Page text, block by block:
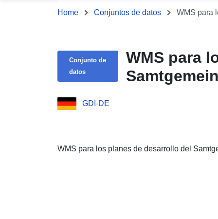
Home Conjuntos de datos WMS para
Conjunto de
datos
WMS para
GDI-DE
WMS para los planes de desarrollo del